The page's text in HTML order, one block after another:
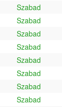
Szabad
Szabad
Szabad
Szabad
Szabad
Szabad
Szabad
Szabad